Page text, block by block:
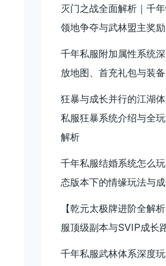
灭门之战全面解析｜千
领地争夺与武林盟主奖
千年私服附加属性系统
放地图、首充礼包与装
狂暴与成长并行的江湖
私服狂暴系统介绍与全
解析
千年私服结婚系统怎么
态版本下的情缘玩法与
【乾元太极牌进阶全解
服顶级副本与SVIP成长
千年私服武林体系深度